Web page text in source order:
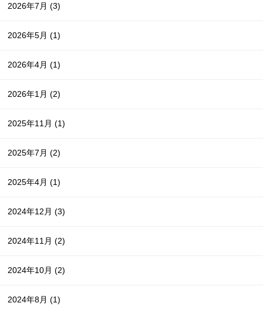
2026年7月(3)
2026年5月(1)
2026年4月(1)
2026年1月(2)
2025年11月(1)
2025年7月(2)
2025年4月(1)
2024年12月(3)
2024年11月(2)
2024年10月(2)
2024年8月(1)